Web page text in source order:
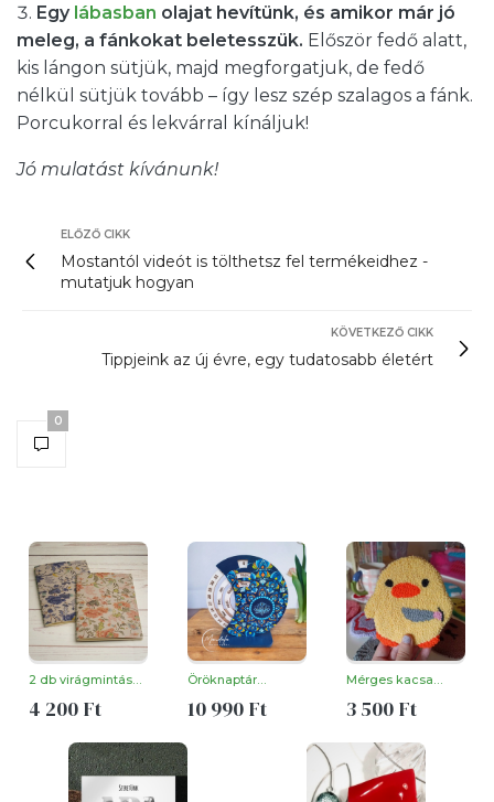
Egy lábasban olajat hevítünk, és amikor már jó
meleg, a fánkokat beletesszük. Először fedő alatt,
kis lángon sütjük, majd megforgatjuk, de fedő
nélkül sütjük tovább – így lesz szép szalagos a fánk.
Porcukorral és lekvárral kínáljuk!
Jó mulatást kívánunk!
ELŐZŐ CIKK
Mostantól videót is tölthetsz fel termékeidhez -
mutatjuk hogyan
KÖVETKEZŐ CIKK
Tippjeink az új évre, egy tudatosabb életért
0